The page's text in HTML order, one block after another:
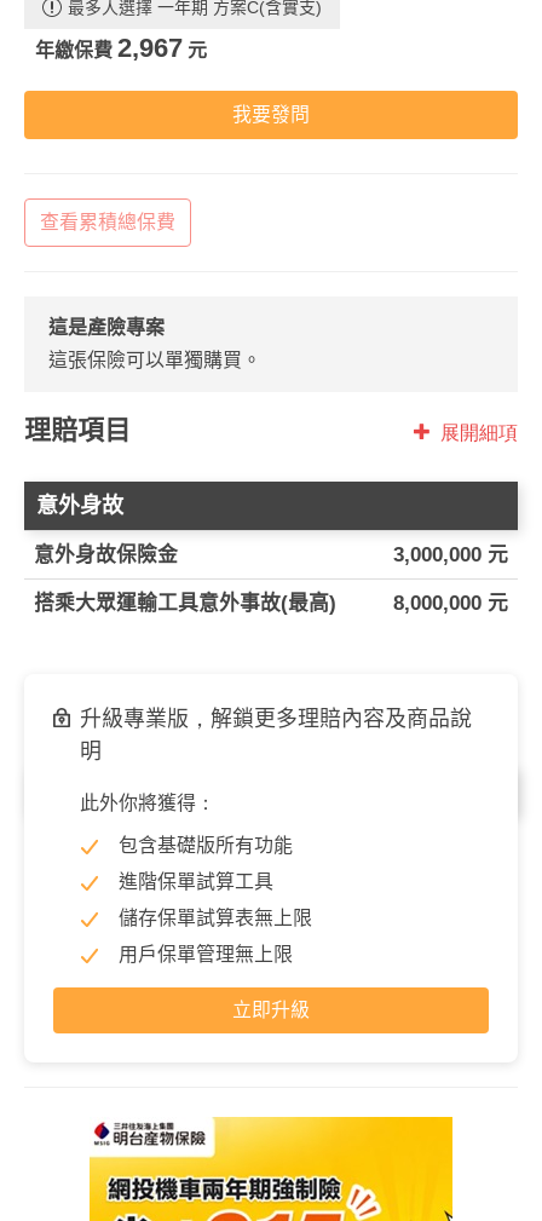
最多人選擇 一年期 方案C(含實支)
年繳保費 2,967 元
我要發問
查看累積總保費
這是產險專案
這張保險可以單獨購買。
理賠項目 展開細項
意外身故
意外身故保險金 3,000,000 元
搭乘大眾運輸工具意外事故(最高) 8,000,000 元
意外失能
失能保險金
因意外導致失能時，依失能等級表理賠一次性保險金，展開
細項可以查看各等級理賠金。
升級專業版，解鎖更多理賠內容及商品說
明
此外你將獲得：
包含基礎版所有功能
進階保單試算工具
儲存保單試算表無上限
用戶保單管理無上限
立即升級